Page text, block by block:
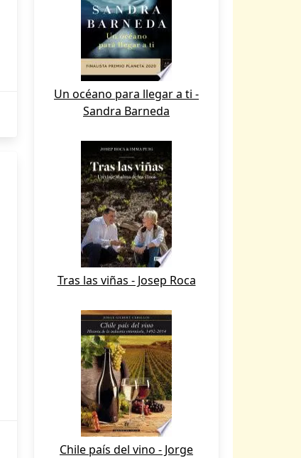
Un océano para llegar a ti -
Sandra Barneda
Tras las viñas - Josep Roca
Chile país del vino - Jorge